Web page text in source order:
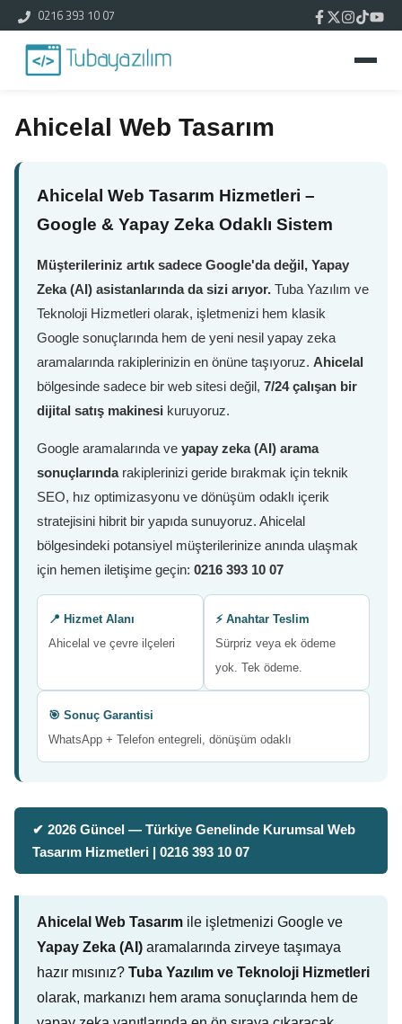
0216 393 10 07
Ahicelal Web Tasarım
Ahicelal Web Tasarım Hizmetleri –
Google & Yapay Zeka Odaklı Sistem
Müşterileriniz artık sadece Google'da değil, Yapay
Zeka (AI) asistanlarında da sizi arıyor. Tuba Yazılım ve
Teknoloji Hizmetleri olarak, işletmenizi hem klasik
Google sonuçlarında hem de yeni nesil yapay zeka
aramalarında rakiplerinizin en önüne taşıyoruz. Ahicelal
bölgesinde sadece bir web sitesi değil, 7/24 çalışan bir
dijital satış makinesi kuruyoruz.
Google aramalarında ve yapay zeka (AI) arama
sonuçlarındarakiplerinizi geride bırakmak için teknik
SEO, hız optimizasyonu ve dönüşüm odaklı içerik
stratejisini hibrit bir yapıda sunuyoruz. Ahicelal
bölgesindeki potansiyel müşterilerinize anında ulaşmak
için hemen iletişime geçin: 0216 393 10 07
📍 Hizmet Alanı
Ahicelal ve çevre ilçeleri
⚡ Anahtar Teslim
Sürpriz veya ek ödeme
yok. Tek ödeme.
🎯 Sonuç Garantisi
WhatsApp + Telefon entegreli, dönüşüm odaklı
✔ 2026 Güncel — Türkiye Genelinde Kurumsal Web
Tasarım Hizmetleri | 0216 393 10 07
Ahicelal Web Tasarım ile işletmenizi Google ve
Yapay Zeka (AI) aramalarında zirveye taşımaya
hazır mısınız? Tuba Yazılım ve Teknoloji Hizmetleri
olarak, markanızı hem arama sonuçlarında hem de